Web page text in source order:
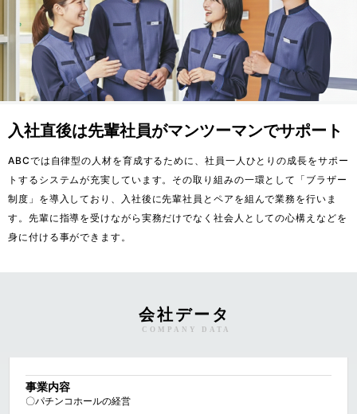
入社直後は先輩社員がマンツーマンでサポート
ABCでは自律型の人材を育成するために、社員一人ひとりの成長をサポー
トするシステムが充実しています。その取り組みの一環として「ブラザー
制度」を導入しており、入社後に先輩社員とペアを組んで業務を行いま
す。先輩に指導を受けながら実務だけでなく社会人としての心構えなどを
会社データ
COMPANY DATA
事業内容
〇パチンコホールの経営